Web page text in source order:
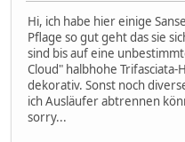
Hi, ich habe hier einige
Pflage so gut geht das sie
sind bis auf eine
Cloud" halbhohe
dekorativ. Sonst noch
ich Ausläufer abtrennen
sorry...